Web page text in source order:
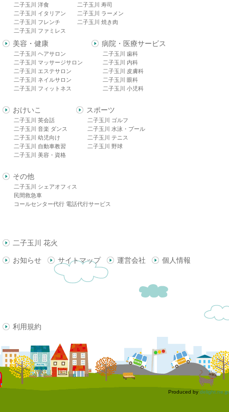
二子玉川 洋食
二子玉川 イタリアン
二子玉川 フレンチ
二子玉川 ファミレス
二子玉川 寿司
二子玉川 ラーメン
二子玉川 焼き肉
美容・健康
二子玉川 ヘアサロン
二子玉川 マッサージサロン
二子玉川 エステサロン
二子玉川 ネイルサロン
二子玉川 フィットネス
病院・医療サービス
二子玉川 歯科
二子玉川 内科
二子玉川 皮膚科
二子玉川 眼科
二子玉川 小児科
おけいこ
二子玉川 英会話
二子玉川 音楽 ダンス
二子玉川 幼児向け
二子玉川 自動車教習
二子玉川 美容・資格
スポーツ
二子玉川 ゴルフ
二子玉川 水泳・プール
二子玉川 テニス
二子玉川 野球
その他
二子玉川 シェアオフィス
民間救急車
コールセンター代行 電話代行サービス
二子玉川 花火
お知らせ サイトマップ 運営会社 個人情報
利用規約
Produced by delight.ne.jp